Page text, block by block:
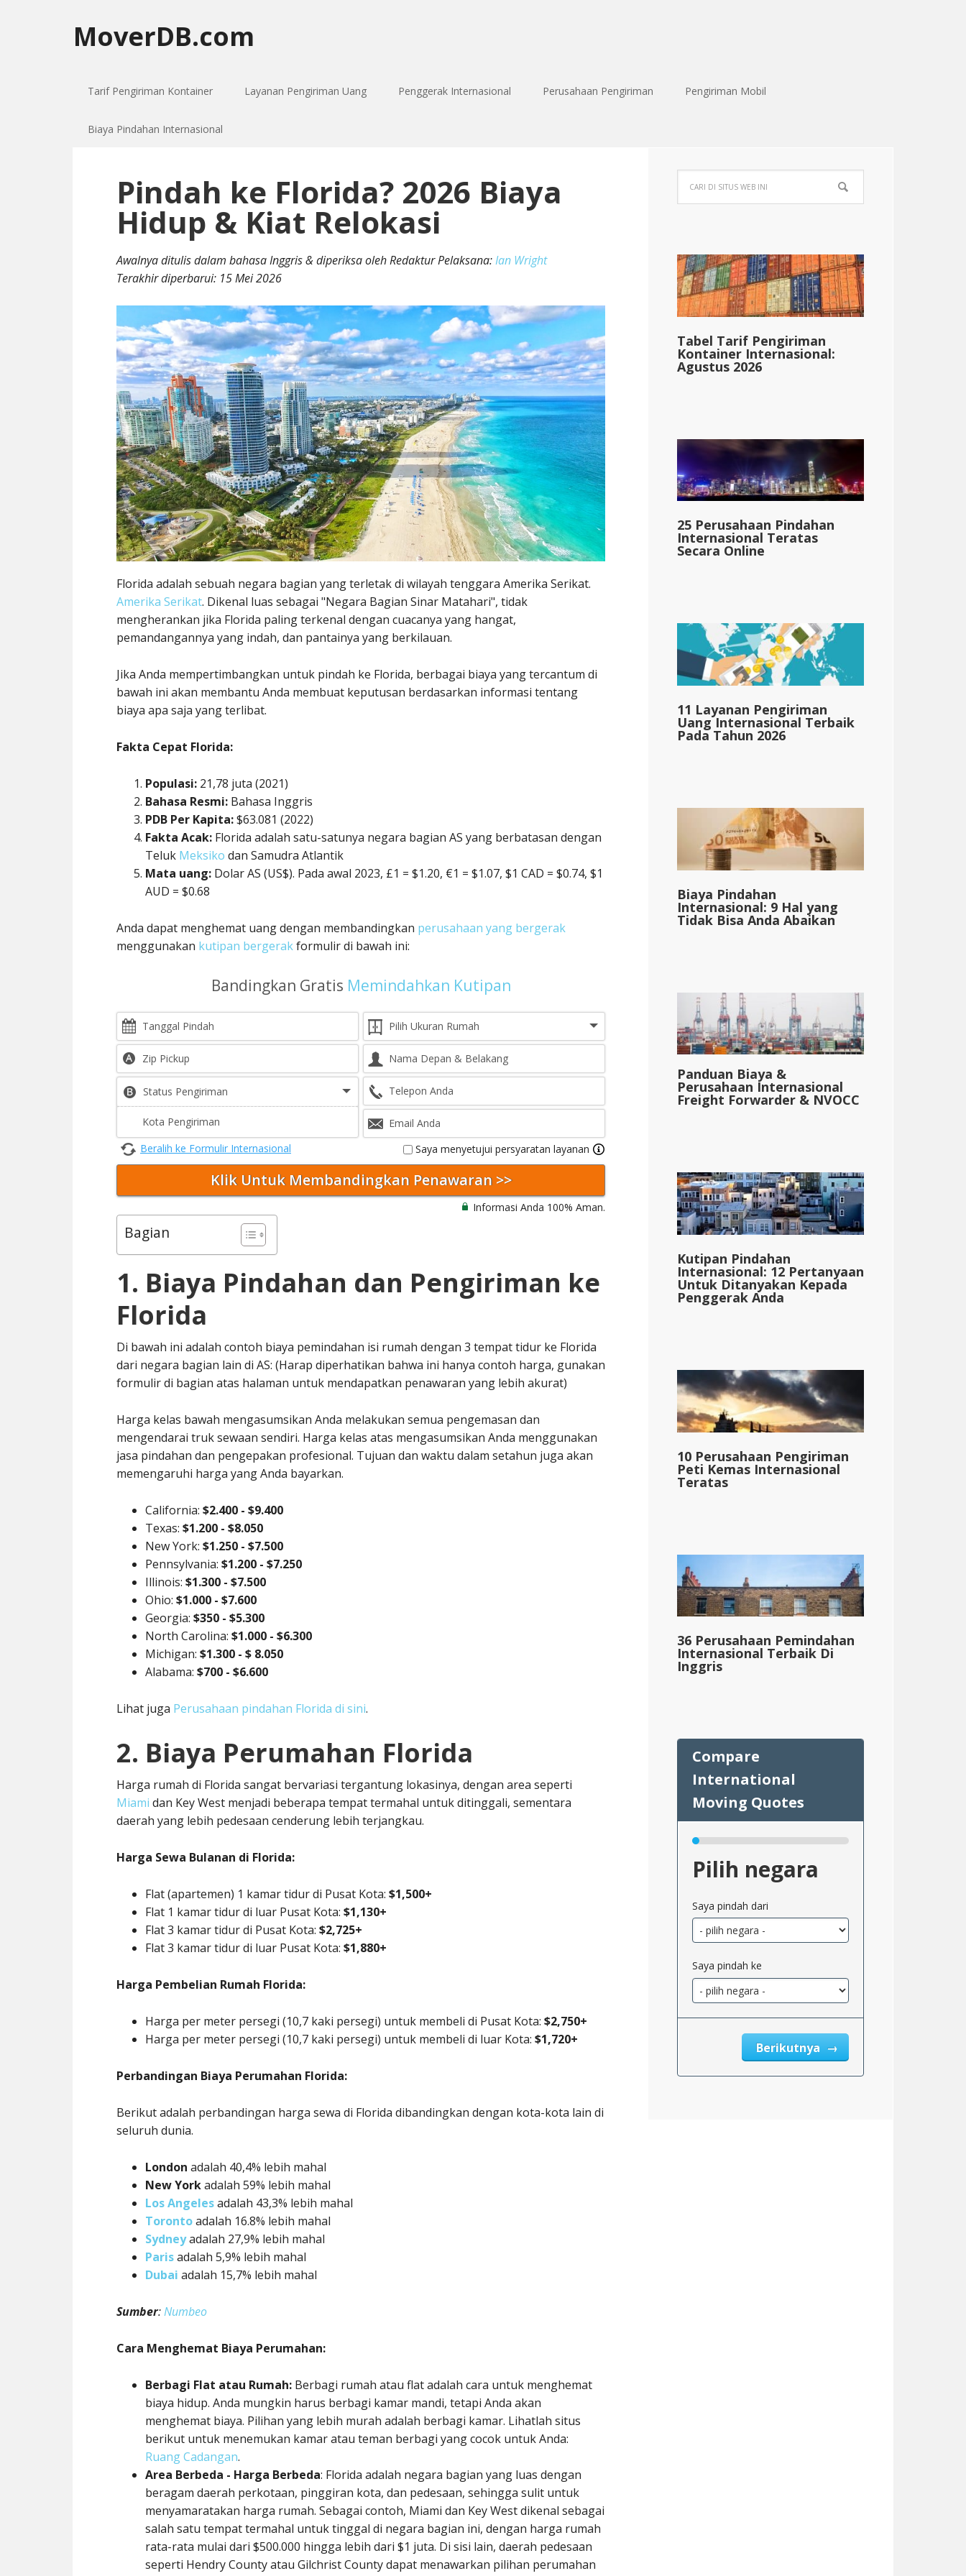
MoverDB.com
Tarif Pengiriman Kontainer Layanan Pengiriman Uang Penggerak Internasional Perusahaan Pengiriman Pengiriman Mobil
Biaya Pindahan Internasional
Pindah ke Florida? 2026 Biaya
Hidup & Kiat Relokasi
Awalnya ditulis dalam bahasa Inggris & diperiksa oleh Redaktur Pelaksana:Ian Wright
Terakhir diperbarui: 15 Mei 2026
Florida adalah sebuah negara bagian yang terletak di wilayah tenggara Amerika Serikat.
Amerika Serikat. Dikenal luas sebagai "Negara Bagian Sinar Matahari", tidak
mengherankan jika Florida paling terkenal dengan cuacanya yang hangat,
pemandangannya yang indah, dan pantainya yang berkilauan.
Jika Anda mempertimbangkan untuk pindah ke Florida, berbagai biaya yang tercantum di
bawah ini akan membantu Anda membuat keputusan berdasarkan informasi tentang
biaya apa saja yang terlibat.
Fakta Cepat Florida:
Populasi: 21,78 juta (2021)
Bahasa Resmi: Bahasa Inggris
PDB Per Kapita:$63.081 (2022)
Fakta Acak: Florida adalah satu-satunya negara bagian AS yang berbatasan dengan
Teluk Meksiko dan Samudra Atlantik
Mata uang: Dolar AS (US$). Pada awal 2023, £1 = $1.20, €1 = $1.07, $1 CAD = $0.74, $1
AUD = $0.68
Anda dapat menghemat uang dengan membandingkan perusahaan yang bergerak
menggunakan kutipan bergerakformulir di bawah ini:
Bandingkan Gratis Memindahkan Kutipan
Beralih ke Formulir Internasional Saya menyetujui persyaratan layanan
Informasi Anda 100% Aman.
Bagian
1. Biaya Pindahan dan Pengiriman ke
Florida
Di bawah ini adalah contoh biaya pemindahan isi rumah dengan 3 tempat tidur ke Florida
dari negara bagian lain di AS: (Harap diperhatikan bahwa ini hanya contoh harga, gunakan
formulir di bagian atas halaman untuk mendapatkan penawaran yang lebih akurat)
Harga kelas bawah mengasumsikan Anda melakukan semua pengemasan dan
mengendarai truk sewaan sendiri. Harga kelas atas mengasumsikan Anda menggunakan
jasa pindahan dan pengepakan profesional. Tujuan dan waktu dalam setahun juga akan
memengaruhi harga yang Anda bayarkan.
California: $2.400 - $9.400
Texas: $1.200 - $8.050
New York: $1.250 - $7.500
Pennsylvania: $1.200 - $7.250
Illinois: $1.300 - $7.500
Ohio: $1.000 - $7.600
Georgia: $350 - $5.300
North Carolina: $1.000 - $6.300
Michigan: $1.300 - $ 8.050
Alabama: $700 - $6.600
Lihat juga Perusahaan pindahan Florida di sini.
2. Biaya Perumahan Florida
Harga rumah di Florida sangat bervariasi tergantung lokasinya, dengan area seperti
Miami dan Key West menjadi beberapa tempat termahal untuk ditinggali, sementara
daerah yang lebih pedesaan cenderung lebih terjangkau.
Harga Sewa Bulanan di Florida:
Flat (apartemen) 1 kamar tidur di Pusat Kota: $1,500+
Flat 1 kamar tidur di luar Pusat Kota: $1,130+
Flat 3 kamar tidur di Pusat Kota: $2,725+
Flat 3 kamar tidur di luar Pusat Kota: $1,880+
Harga Pembelian Rumah Florida:
Harga per meter persegi (10,7 kaki persegi) untuk membeli di Pusat Kota: $2,750+
Harga per meter persegi (10,7 kaki persegi) untuk membeli di luar Kota: $1,720+
Perbandingan Biaya Perumahan Florida:
Berikut adalah perbandingan harga sewa di Florida dibandingkan dengan kota-kota lain di
seluruh dunia.
London adalah 40,4% lebih mahal
New Yorkadalah 59% lebih mahal
Los Angelesadalah 43,3% lebih mahal
Torontoadalah 16.8% lebih mahal
Sydneyadalah 27,9% lebih mahal
Parisadalah 5,9% lebih mahal
Dubai adalah 15,7% lebih mahal
Sumber:Numbeo
Cara Menghemat Biaya Perumahan:
Berbagi Flat atau Rumah: Berbagi rumah atau flat adalah cara untuk menghemat
biaya hidup. Anda mungkin harus berbagi kamar mandi, tetapi Anda akan
menghemat biaya. Pilihan yang lebih murah adalah berbagi kamar. Lihatlah situs
berikut untuk menemukan kamar atau teman berbagi yang cocok untuk Anda:
Ruang Cadangan.
Area Berbeda - Harga Berbeda: Florida adalah negara bagian yang luas dengan
beragam daerah perkotaan, pinggiran kota, dan pedesaan, sehingga sulit untuk
menyamaratakan harga rumah. Sebagai contoh, Miami dan Key West dikenal sebagai
salah satu tempat termahal untuk tinggal di negara bagian ini, dengan harga rumah
rata-rata mulai dari $500.000 hingga lebih dari $1 juta. Di sisi lain, daerah pedesaan
seperti Hendry County atau Gilchrist County dapat menawarkan pilihan perumahan
Tabel Tarif Pengiriman
Kontainer Internasional:
Agustus 2026
25 Perusahaan Pindahan
Internasional Teratas
Secara Online
11 Layanan Pengiriman
Uang Internasional Terbaik
Pada Tahun 2026
Biaya Pindahan
Internasional: 9 Hal yang
Tidak Bisa Anda Abaikan
Panduan Biaya &
Perusahaan Internasional
Freight Forwarder & NVOCC
Kutipan Pindahan
Internasional: 12 Pertanyaan
Untuk Ditanyakan Kepada
Penggerak Anda
10 Perusahaan Pengiriman
Peti Kemas Internasional
Teratas
36 Perusahaan Pemindahan
Internasional Terbaik Di
Inggris
Pilih negara
Saya pindah dari
Saya pindah ke
Berikutnya